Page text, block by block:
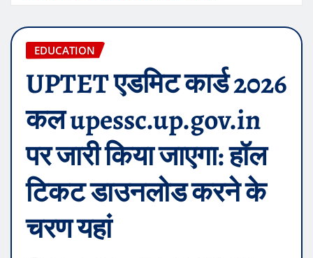
EDUCATION
UPTET एडमिट कार्ड 2026
कल upessc.up.gov.in
पर जारी किया जाएगा: हॉल
टिकट डाउनलोड करने के
चरण यहां